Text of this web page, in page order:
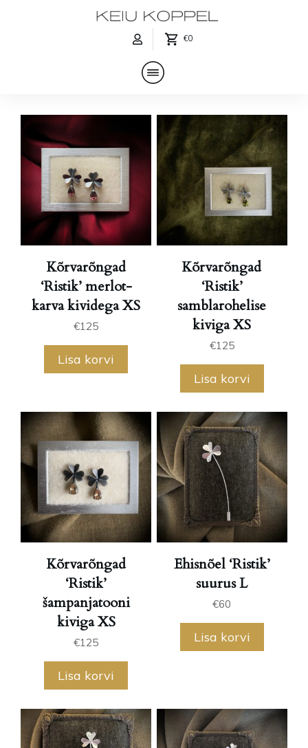
€0
Kõrvarõngad
‘Ristik’ merlot-
karva kividega XS
€125
Lisa korvi
Kõrvarõngad
‘Ristik’
samblarohelise
kiviga XS
€125
Lisa korvi
Kõrvarõngad
‘Ristik’
šampanjatooni
kiviga XS
€125
Lisa korvi
Ehisnõel ‘Ristik’
suurus L
€60
Lisa korvi